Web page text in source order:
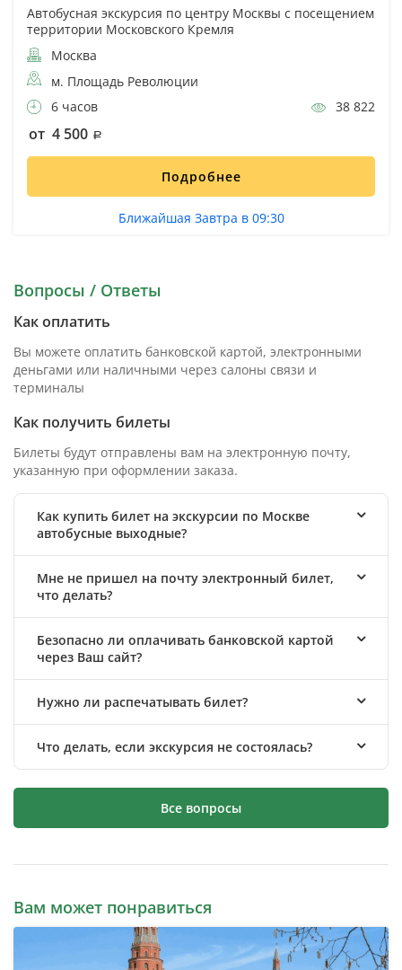
Автобусная экскурсия по центру Москвы с посещением
территории Московского Кремля
Москва
м. Площадь Революции
6 часов
38 822
от 4 500
Подробнее
Ближайшая Завтра в 09:30
Вопросы / Ответы
Как оплатить
Вы можете оплатить банковской картой, электронными
деньгами или наличными через салоны связи и
терминалы
Как получить билеты
Билеты будут отправлены вам на электронную почту,
указанную при оформлении заказа.
Как купить билет на экскурсии по Москве
автобусные выходные?
Мне не пришел на почту электронный билет,
что делать?
Безопасно ли оплачивать банковской картой
через Ваш сайт?
Нужно ли распечатывать билет?
Что делать, если экскурсия не состоялась?
Все вопросы
Вам может понравиться